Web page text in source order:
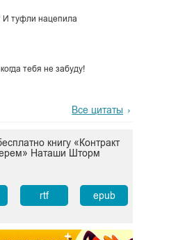
И туфли нацепила
тебя не забуду!
Все цитаты
книгу «Контракт
Наташи Шторм
rtf epub